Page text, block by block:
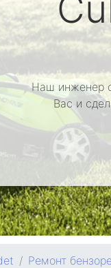
Наш инженер
Вас и
Ремонт